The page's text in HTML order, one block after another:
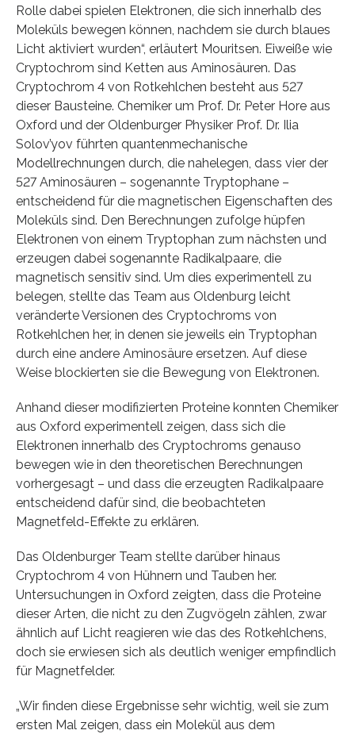
Rolle dabei spielen Elektronen, die sich innerhalb des
Moleküls bewegen können, nachdem sie durch blaues
Licht aktiviert wurden“, erläutert Mouritsen. Eiweiße wie
Cryptochrom sind Ketten aus Aminosäuren. Das
Cryptochrom 4 von Rotkehlchen besteht aus 527
dieser Bausteine. Chemiker um Prof. Dr. Peter Hore aus
Oxford und der Oldenburger Physiker Prof. Dr. Ilia
Solov’yov führten quantenmechanische
Modellrechnungen durch, die nahelegen, dass vier der
527 Aminosäuren – sogenannte Tryptophane –
entscheidend für die magnetischen Eigenschaften des
Moleküls sind. Den Berechnungen zufolge hüpfen
Elektronen von einem Tryptophan zum nächsten und
erzeugen dabei sogenannte Radikalpaare, die
magnetisch sensitiv sind. Um dies experimentell zu
belegen, stellte das Team aus Oldenburg leicht
veränderte Versionen des Cryptochroms von
Rotkehlchen her, in denen sie jeweils ein Tryptophan
durch eine andere Aminosäure ersetzen. Auf diese
Weise blockierten sie die Bewegung von Elektronen.
Anhand dieser modifizierten Proteine konnten Chemiker
aus Oxford experimentell zeigen, dass sich die
Elektronen innerhalb des Cryptochroms genauso
bewegen wie in den theoretischen Berechnungen
vorhergesagt – und dass die erzeugten Radikalpaare
entscheidend dafür sind, die beobachteten
Magnetfeld-Effekte zu erklären.
Das Oldenburger Team stellte darüber hinaus
Cryptochrom 4 von Hühnern und Tauben her.
Untersuchungen in Oxford zeigten, dass die Proteine
dieser Arten, die nicht zu den Zugvögeln zählen, zwar
ähnlich auf Licht reagieren wie das des Rotkehlchens,
doch sie erwiesen sich als deutlich weniger empfindlich
für Magnetfelder.
„Wir finden diese Ergebnisse sehr wichtig, weil sie zum
ersten Mal zeigen, dass ein Molekül aus dem